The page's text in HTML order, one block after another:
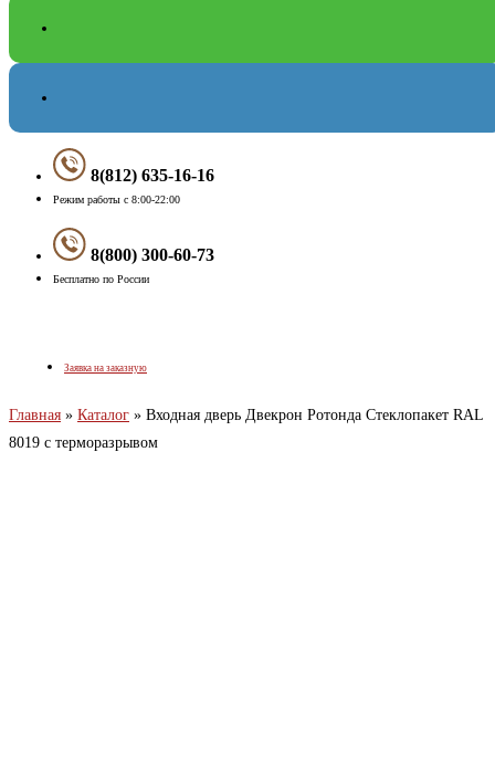
8(812) 635-16-16
Режим работы с 8:00-22:00
8(800) 300-60-73
Бесплатно по России
Заявка на заказную
Главная » Каталог » Входная дверь Двекрон Ротонда Стеклопакет RAL
8019 с терморазрывом